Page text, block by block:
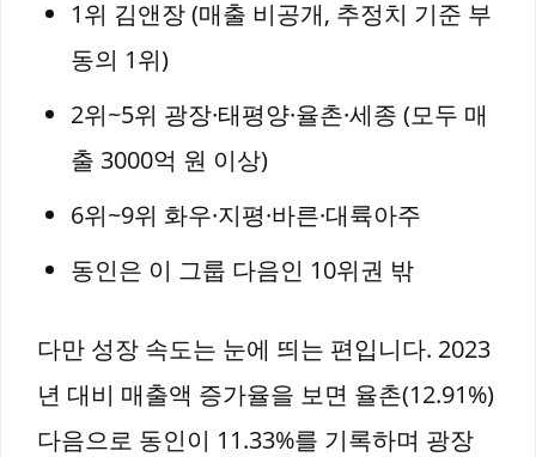
1위 김앤장 (매출 비공개, 추정치 기준 부
동의 1위)
2위~5위 광장·태평양·율촌·세종 (모두 매
출 3000억 원 이상)
6위~9위 화우·지평·바른·대륙아주
동인은 이 그룹 다음인 10위권 밖
다만 성장 속도는 눈에 띄는 편입니다. 2023
년 대비 매출액 증가율을 보면 율촌(12.91%)
다음으로 동인이 11.33%를 기록하며 광장